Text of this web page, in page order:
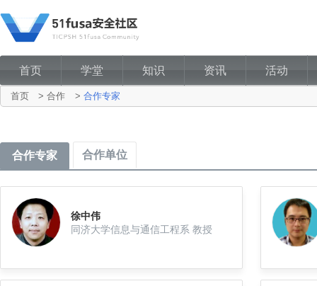
首页 学堂 知识 资讯 活动
首页 > 合作 > 合作专家
合作专家 合作单位
徐中伟
同济大学信息与通信工程系 教授